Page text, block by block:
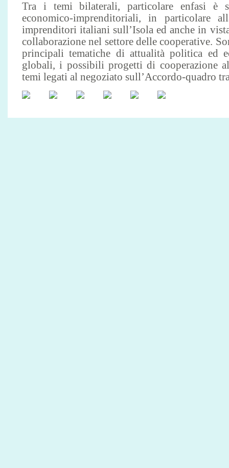
Tra i temi bilaterali, particolare enfasi è
economico-imprenditoriali, in particolare
imprenditori italiani sull’Isola ed anche in
collaborazione nel settore delle cooperative.
principali tematiche di attualità politica ed
globali, i possibili progetti di cooperazione
temi legati al negoziato sull’Accordo-quadro